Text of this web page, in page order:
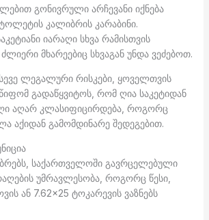
გონივრული არჩევანი იქნება
კალიბრის კარაბინი.
იარაღი სხვა რამისთვის
მხარეებიც სხვაგან უნდა ვეძებოთ.
ლეგალური რისკები, ყოველთვის
გადაწყვიტოს, რომ ღია საკეტიდან
აღარ კლასიფიცირდება, როგორც
აქიდან გამომდინარე შედეგებით.
საქართველოში გავრცელებული
უმრავლესობა, როგორც წესი,
ან 7.62×25 ტოკარევის ვაზნებს